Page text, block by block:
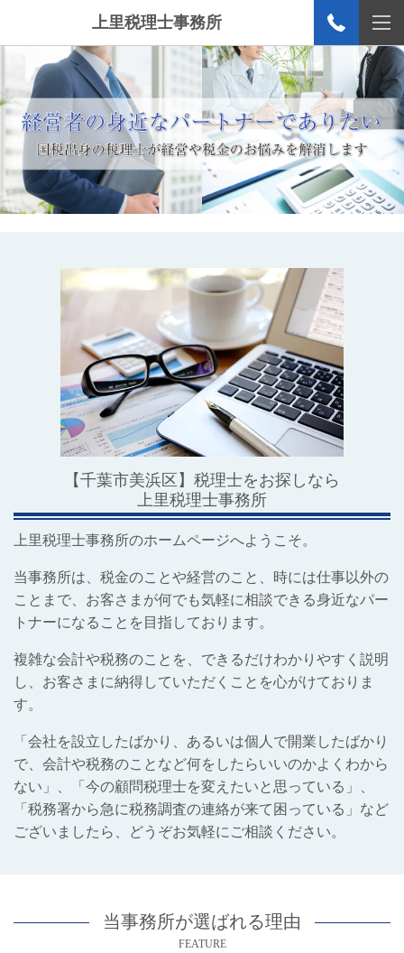
上里税理士事務所
【千葉市美浜区】税理士をお探しなら
上里税理士事務所
上里税理士事務所のホームページへようこそ。
当事務所は、税金のことや経営のこと、時には仕事以外の
ことまで、お客さまが何でも気軽に相談できる身近なパー
トナーになることを目指しております。
複雑な会計や税務のことを、できるだけわかりやすく説明
し、お客さまに納得していただくことを心がけておりま
す。
「会社を設立したばかり、あるいは個人で開業したばかり
で、会計や税務のことなど何をしたらいいのかよくわから
ない」、「今の顧問税理士を変えたいと思っている」、
「税務署から急に税務調査の連絡が来て困っている」など
ございましたら、どうぞお気軽にご相談ください。
当事務所が選ばれる理由
FEATURE